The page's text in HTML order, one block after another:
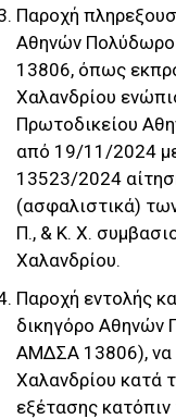
Παροχή
Αθηνών
13806, όπως
Χαλανδρίου
Πρωτοδικείου
από 19/11/2024
13523/2024
(ασφαλιστικά)
Π., & Κ. Χ.
Χαλανδρίου.
Παροχή εντολής
δικηγόρο Αθηνών
ΑΜΔΣΑ 13806), να
Χαλανδρίου κατά
εξέτασης κατόπιν